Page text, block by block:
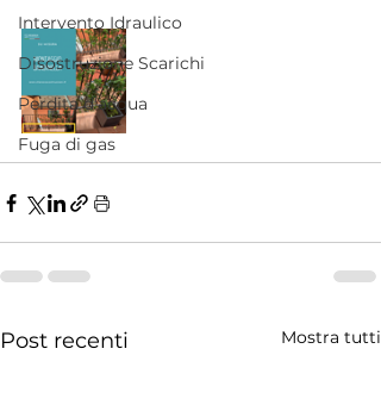
Intervento Idraulico
Disostruzione Scarichi
Perdita d'acqua
Fuga di gas
Post recenti Mostra tutti